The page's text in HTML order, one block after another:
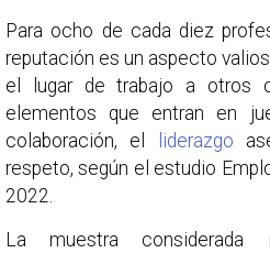
Para ocho de cada diez
reputación es un aspecto
el lugar de trabajo a otros
elementos que entran en
colaboración, el
liderazgo
respeto, según el estudio
2022.
La muestra considerada